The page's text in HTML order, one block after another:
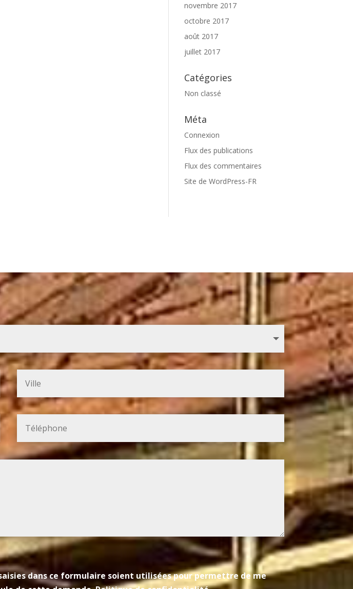
novembre 2017
octobre 2017
août 2017
juillet 2017
Catégories
Non classé
Méta
Connexion
Flux des publications
Flux des commentaires
Site de WordPress-FR
dans ce formulaire soient utilisées pour permettre de me